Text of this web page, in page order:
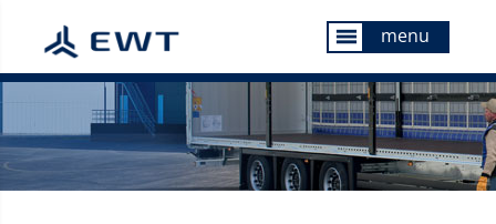
menu menu